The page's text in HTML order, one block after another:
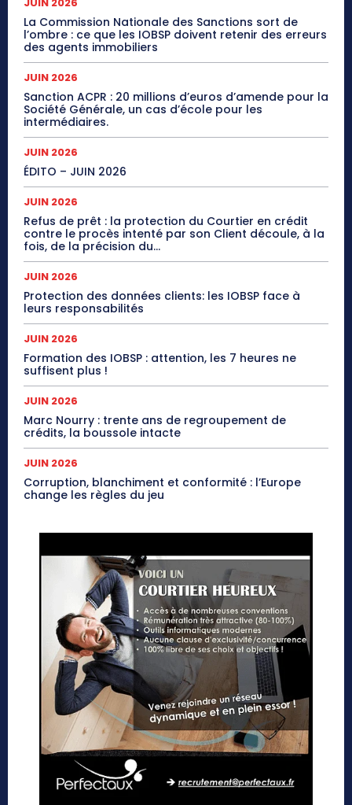
La Commission Nationale des Sanctions sort de
l’ombre : ce que les IOBSP doivent retenir des erreurs
des agents immobiliers
JUIN 2026
Sanction ACPR : 20 millions d’euros d’amende pour la
Société Générale, un cas d’école pour les
intermédiaires.
JUIN 2026
ÉDITO – JUIN 2026
JUIN 2026
Refus de prêt : la protection du Courtier en crédit
contre le procès intenté par son Client découle, à la
fois, de la précision du...
JUIN 2026
Protection des données clients: les IOBSP face à
leurs responsabilités
JUIN 2026
Formation des IOBSP : attention, les 7 heures ne
suffisent plus !
JUIN 2026
Marc Nourry : trente ans de regroupement de
crédits, la boussole intacte
JUIN 2026
Corruption, blanchiment et conformité : l’Europe
change les règles du jeu